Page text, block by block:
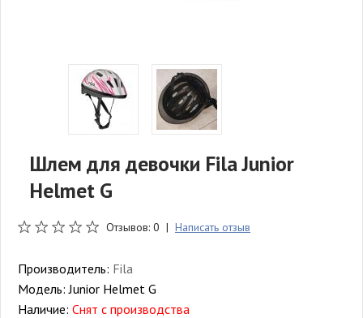
Шлем для девочки Fila Junior
Helmet G
Отзывов: 0 | Написать отзыв
Производитель: Fila
Модель: Junior Helmet G
Наличие: Снят с производства